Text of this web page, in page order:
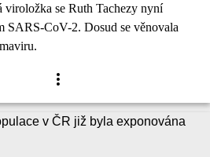
viroložka se Ruth Tachezy nyní
SARS-CoV-2. Dosud se věnovala